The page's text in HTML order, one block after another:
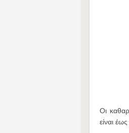
Οι
είναι